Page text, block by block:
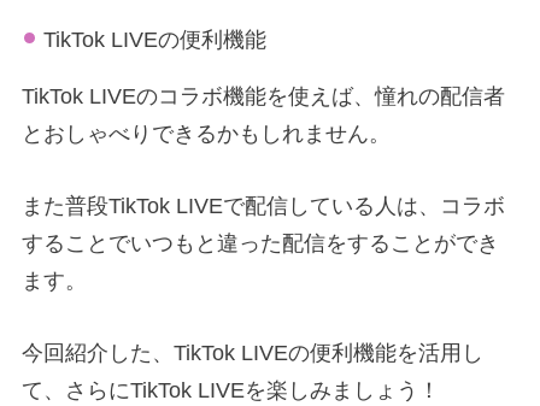
TikTok LIVEの便利機能
TikTok LIVEのコラボ機能を使えば、憧れの配信者
とおしゃべりできるかもしれません。
また普段TikTok LIVEで配信している人は、コラボ
することでいつもと違った配信をすることができ
ます。
今回紹介した、TikTok LIVEの便利機能を活用し
て、さらにTikTok LIVEを楽しみましょう！